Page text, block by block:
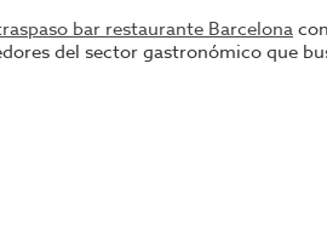
bar restaurante Barcelona
del sector gastronómico que
demanda en el sector de